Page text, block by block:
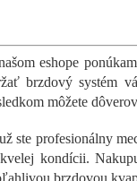
eshope
brzdový systém
môžete
ste profesionálny
kondícii.